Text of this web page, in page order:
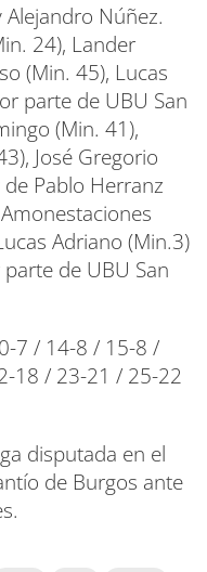
Alejandro Núñez.
24), Lander
(Min. 45), Lucas
parte de UBU San
(Min. 41),
José Gregorio
Pablo Herranz
Adriano (Min.3)
de UBU San
7 / 14-8 / 15-8 /
18 / 23-21 / 25-22
disputada en el
de Burgos ante